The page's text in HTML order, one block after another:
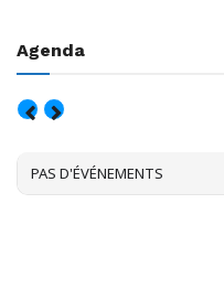
Agenda
PAS D'ÉVÉNEMENTS